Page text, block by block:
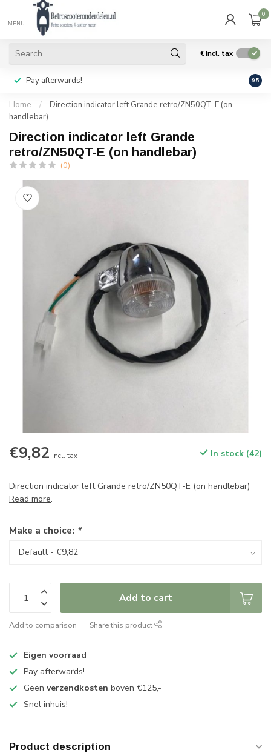
MENU
0
€Incl. tax
Pay afterwards! Geen
9.5
Home /
Direction indicator left Grande retro/ZN50QT-E (on
handlebar)
Direction indicator left Grande
retro/ZN50QT-E (on handlebar)
(0)
€9,82 Incl. tax In stock (42)
Direction indicator left Grande retro/ZN50QT-E (on handlebar)
Read more.
Make a choice: *
Add to cart
Add to comparison Share this product
Eigen voorraad
Pay afterwards!
Geen verzendkosten boven €125,-
Snel inhuis!
Product description